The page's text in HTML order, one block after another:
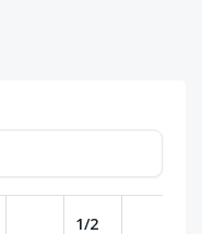
1/2